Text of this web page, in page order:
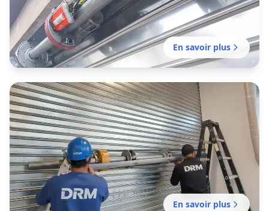
existant pour plus de confort et de sécurité.
Installation rideau métallique
Sarcelles
Installation professionnelle de fermeture en
métal pour commerce, entrepôt ou local
professionnel. Mission sans délai.
En savoir plus